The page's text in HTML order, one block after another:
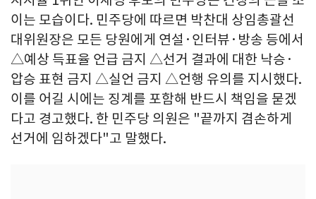
이는 모습이다. 민주당에 따르면 박찬대 상임총괄선
대위원장은 모든 당원에게 연설·인터뷰·방송 등에서
△예상 득표율 언급 금지 △선거 결과에 대한 낙승·
압승 표현 금지 △실언 금지 △언행 유의를 지시했다.
이를 어길 시에는 징계를 포함해 반드시 책임을 묻겠
다고 경고했다. 한 민주당 의원은 "끝까지 겸손하게
선거에 임하겠다"고 말했다.